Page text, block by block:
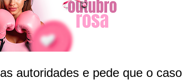
autoridades e pede que o caso